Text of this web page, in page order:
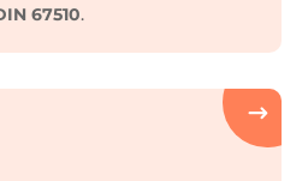
67510.